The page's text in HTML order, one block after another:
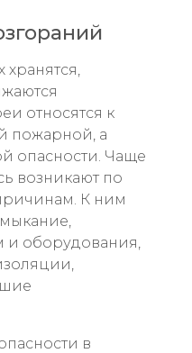
относятся к
пожарной, а
опасности. Чаще
возникают по
К ним
и оборудования,
в